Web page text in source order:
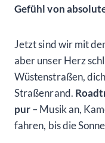
Gefühl von
Jetzt sind wir mit
aber unser Herz
Wüstenstraßen,
Straßenrand.
pur– Musik an,
fahren, bis die